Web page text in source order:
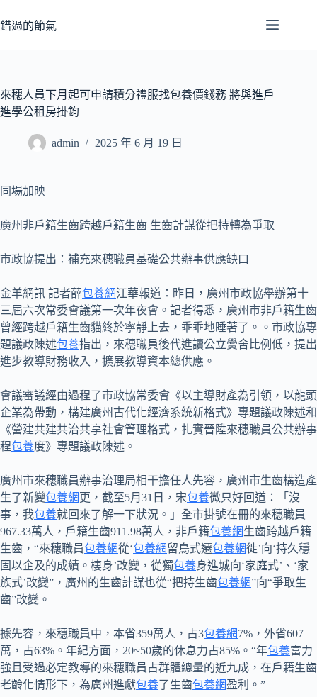
至
容
錯過的節氣
來穗人員下月起可申請積分禮服找包養價錢務 將與進戶
進學公租房掛鉤
admin 2025 年 6 月 19 日
同場加映
廣州非戶籍生齒跨越戶籍生齒 生齒計謀從把持轉為爭取
市政協提出：補充來穗職員基礎公共辦事供應缺口
金羊網訊 記者薛包養網江華報道：昨日，廣州市政協舉辦第十
三屆六次常委會議第一次年夜會。記者得悉，廣州市非戶籍生齒
曾經跨越戶籍生齒貓終於寧靜上去，乖乖地睡著了。。市政協專
題議政陳述包養指出，來穗職員後代進讀公立黌舍比例低，提出
進步教導財務收入，擴展教導資本總供應。
會議審議經由過程了市政協常委會《以主導財產為引領，以龍頭
企業為帶動，構建廣州古代化經濟系統新格式》專題議政陳述和
《營建共建共治共享社會管理格式，扎實晉陞來穗職員公共辦事
程包養度》專題議政陳述。
廣州市來穗職員辦事治理局相干擔任人先容，廣州市生齒構造產
生了新變包養網 更，截至5月31日，宋包養微只好回道：「沒
事，我包養就回來了解一下狀況。」全市掛號在冊的來穗職員
967.33萬人，戶籍生齒911.98萬人，非戶籍包養網生齒跨越戶籍
生齒，“來穗職員包養網從‘包養網留鳥式遷包養網徙’向‘持久穩
固以企及的成績。棲身’改變，從獨包養身進城向‘家庭式’、‘家
族式’改變”，廣州的生齒計謀也從“把持生齒包養網”向“爭取生
齒”改變。
據先容，來穗職員中，本省359萬人，占3包養網7%，外省607
萬，占63%。年紀方面，20~50歲的休息力占85%。“年包養富力
強且受過必定教導的來穗職員占群體總量的近九成，在戶籍生齒
老齡化情形下，為廣州進獻包養了生齒包養網盈利。”